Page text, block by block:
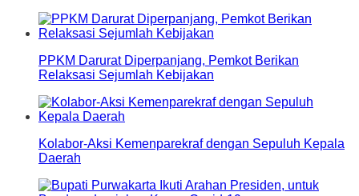
PPKM Darurat Diperpanjang, Pemkot Berikan
Relaksasi Sejumlah Kebijakan
Kolabor-Aksi Kemenparekraf dengan Sepuluh Kepala
Daerah